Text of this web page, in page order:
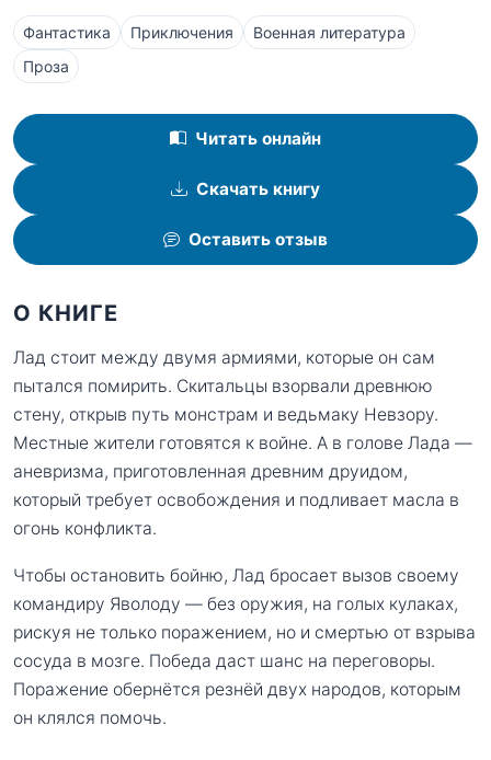
Фантастика Приключения
Военная литература
Проза
Читать онлайн
Скачать книгу
Оставить отзыв
О КНИГЕ
Лад стоит между двумя армиями, которые он сам
пытался помирить. Скитальцы взорвали древнюю
стену, открыв путь монстрам и ведьмаку Невзору.
Местные жители готовятся к войне. А в голове Лада —
аневризма, приготовленная древним друидом,
который требует освобождения и подливает масла в
огонь конфликта.
Чтобы остановить бойню, Лад бросает вызов своему
командиру Яволоду — без оружия, на голых кулаках,
рискуя не только поражением, но и смертью от взрыва
сосуда в мозге. Победа даст шанс на переговоры.
Поражение обернётся резнёй двух народов, которым
он клялся помочь.